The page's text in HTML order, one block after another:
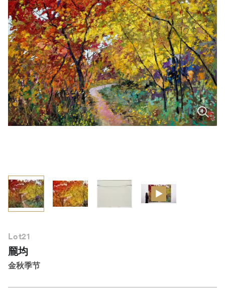
简体中文
Lot21
龎均
金秋季节